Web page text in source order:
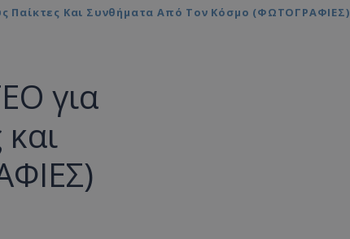
Παίκτες Και Συνθήματα Από Τον Κόσμο (ΦΩΤΟΓΡΑΦΙΕΣ)
για